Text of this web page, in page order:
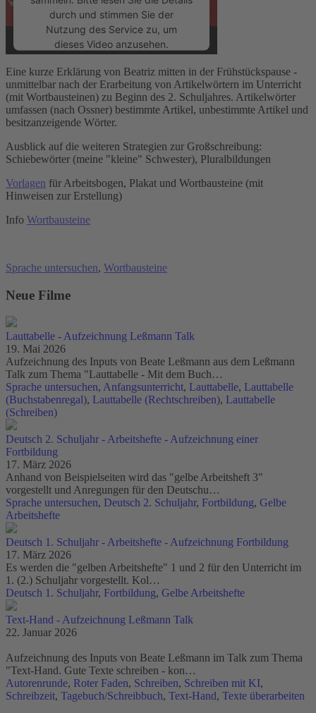
durch und stimmen Sie der
Nutzung des Service zu, um
dieses Video anzusehen.
Mehr Informationen
Akzeptieren
powered byUsercentrics Consent
Management Platform&eRecht24
Eine kurze Erklärung von Beatriz mitten in der Frühstückspause -
unmittelbar nach der Erarbeitung von Artikelwörtern im Unterricht
(mit Wortbausteinen) zu Beginn des 2. Schuljahres. Artikelwörter
umfassen (nach Ossner) bestimmte Artikel, unbestimmte Artikel und
besitzanzeigende Wörter.
Ausblick auf die weiteren Strategien zur Großschreibung:
Schiebewörter (meine "kleine" Schwester), Pluralbildungen
Vorlagen für Arbeitsbogen, Plakat und Wortbausteine (mit
Hinweisen zur Erstellung)
Info Wortbausteine
Sprache untersuchen, Wortbausteine
Neue Filme
Lauttabelle - Aufzeichnung Leßmann Talk
19. Mai 2026
Aufzeichnung des Inputs von Beate Leßmann aus dem Leßmann
Talk zum Thema "Lauttabelle - Mit dem Buch…
Sprache untersuchen, Anfangsunterricht, Lauttabelle, Lauttabelle
(Buchstabenregal), Lauttabelle (Rechtschreiben), Lauttabelle
(Schreiben)
Deutsch 2. Schuljahr - Arbeitshefte - Aufzeichnung einer
Fortbildung
17. März 2026
Anhand von Beispielseiten wird das "gelbe Arbeitsheft 3"
vorgestellt und Anregungen für den Deutschu…
Sprache untersuchen, Deutsch 2. Schuljahr, Fortbildung, Gelbe
Arbeitshefte
Deutsch 1. Schuljahr - Arbeitshefte - Aufzeichnung Fortbildung
17. März 2026
Es werden die "gelben Arbeitshefte" 1 und 2 für den Unterricht im
1. (2.) Schuljahr vorgestellt. Kol…
Deutsch 1. Schuljahr, Fortbildung, Gelbe Arbeitshefte
Text-Hand - Aufzeichnung Leßmann Talk
22. Januar 2026
Aufzeichnung des Inputs von Beate Leßmann im Talk zum Thema
"Text-Hand. Gute Texte schreiben - kon…
Autorenrunde, Roter Faden, Schreiben, Schreiben mit KI,
Schreibzeit, Tagebuch/Schreibbuch, Text-Hand, Texte überarbeiten